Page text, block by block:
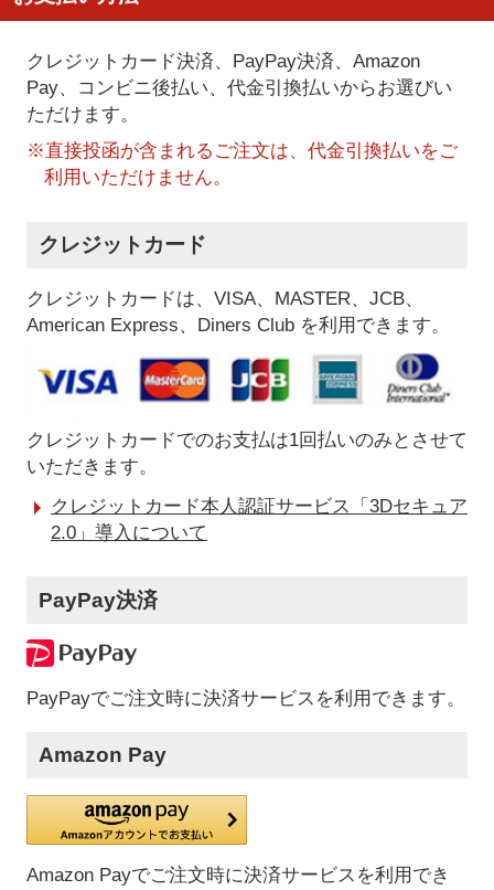
クレジットカード決済、PayPay決済、Amazon
Pay、コンビニ後払い、代金引換払いからお選びい
ただけます。
※直接投函が含まれるご注文は、代金引換払いをご
利用いただけません。
クレジットカード
クレジットカードは、VISA、MASTER、JCB、
American Express、Diners Club を利用できます。
クレジットカードでのお支払は1回払いのみとさせて
いただきます。
クレジットカード本人認証サービス「3Dセキュア
2.0」導入について
PayPay決済
PayPayでご注文時に決済サービスを利用できます。
Amazon Pay
Amazon Payでご注文時に決済サービスを利用でき